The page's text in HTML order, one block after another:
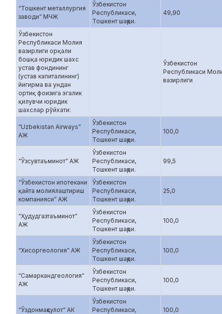
“Тошкент металлургия
заводи” МЧЖ
Ўзбекистон
Республикаси,
Тошкент шаҳри.
49,90
Ўзбекистон
Республикаси Молия
вазирлиги орқали
бошқа юридик шахс
устав фондининг
(устав капиталининг)
йигирма ва ундан
ортиқ фоизига эгалик
қилувчи юридик
шахслар рўйхати:
Ўзбекистон
Республикаси
вазирлиги
“Uzbekistan Airways”
АЖ
Ўзбекистон
Республикаси,
Тошкент шаҳри.
100,0
“Ўзсувтаъминот” АЖ
Ўзбекистон
Республикаси,
Тошкент шаҳри.
99,5
“Ўзбекистон ипотекани
қайта молиялаштириш
компанияси” АЖ
Ўзбекистон
Республикаси,
Тошкент шаҳри.
25,0
“Ҳудудгазтаъминот”
АЖ
Ўзбекистон
Республикаси,
Тошкент шаҳри.
100,0
“Хисоргеология” АЖ
Ўзбекистон
Республикаси,
Тошкент шаҳри.
100,0
“Самаркандгеология”
АЖ
Ўзбекистон
Республикаси,
Тошкент шаҳри.
100,0
“Ўздонмаҳсулот” АК
Ўзбекистон
Республикаси,
100,0